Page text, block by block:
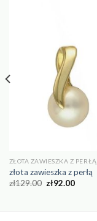
ZŁOTA ZAWIESZKA Z PERŁĄ
złota zawieszka z perłą
zł129.00 zł92.00